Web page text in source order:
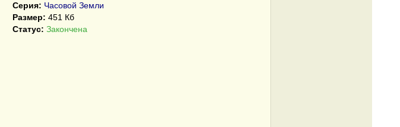
Серия: Часовой Земли
Размер: 451 Кб
Статус: Закончена